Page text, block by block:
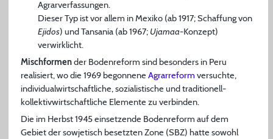
Agrarverfassungen.
Dieser Typ ist vor allem in Mexiko (ab 1917; Schaffung von
Ejidos) und Tansania (ab 1967; Ujamaa-Konzept)
verwirklicht.
Mischformender Bodenreform sind besonders in Peru
realisiert, wo die 1969 begonnene Agrarreform versuchte,
individualwirtschaftliche, sozialistische und traditionell-
kollektivwirtschaftliche Elemente zu verbinden.
Die im Herbst 1945 einsetzende Bodenreform auf dem
Gebiet der sowjetisch besetzten Zone (SBZ) hatte sowohl